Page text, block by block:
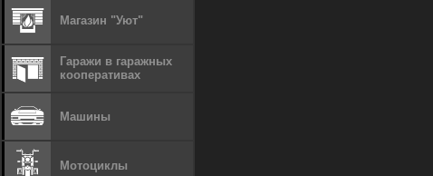
Магазин "Уют"
Гаражи в гаражных
кооперативах
Машины
Мотоциклы